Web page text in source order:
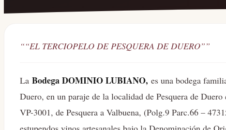
““EL TERCIOPELO DE PESQUERA DE DUERO””
La Bodega DOMINIO LUBIANO, es una bodega
Duero, en un paraje de la localidad de Pesquera de
VP-3001, de Pesquera a Valbuena, (Polg.9 Parc.66 –